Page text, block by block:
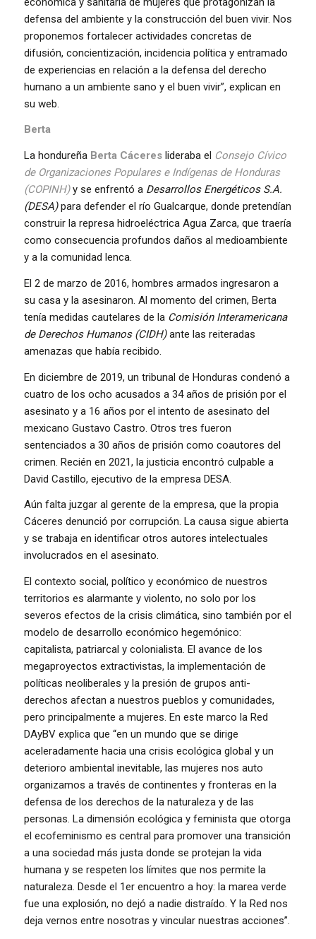
defensa del ambiente y la construcción del buen vivir. Nos
proponemos fortalecer actividades concretas de
difusión, concientización, incidencia política y entramado
de experiencias en relación a la defensa del derecho
humano a un ambiente sano y el buen vivir”, explican en
su web.
Berta
La hondureña Berta Cácereslideraba el Consejo Cívico
de Organizaciones Populares e Indígenas de Honduras
(COPINH)y se enfrentó a Desarrollos Energéticos S.A.
(DESA)para defender el río Gualcarque, donde pretendían
construir la represa hidroeléctrica Agua Zarca, que traería
como consecuencia profundos daños al medioambiente
y a la comunidad lenca.
El 2 de marzo de 2016, hombres armados ingresaron a
su casa y la asesinaron. Al momento del crimen, Berta
tenía medidas cautelares de la Comisión Interamericana
de Derechos Humanos (CIDH)ante las reiteradas
amenazas que había recibido.
En diciembre de 2019, un tribunal de Honduras condenó a
cuatro de los ocho acusados a 34 años de prisión por el
asesinato y a 16 años por el intento de asesinato del
mexicano Gustavo Castro. Otros tres fueron
sentenciados a 30 años de prisión como coautores del
crimen. Recién en 2021, la justicia encontró culpable a
David Castillo, ejecutivo de la empresa DESA.
Aún falta juzgar al gerente de la empresa, que la propia
Cáceres denunció por corrupción. La causa sigue abierta
y se trabaja en identificar otros autores intelectuales
involucrados en el asesinato.
El contexto social, político y económico de nuestros
territorios es alarmante y violento, no solo por los
severos efectos de la crisis climática, sino también por el
modelo de desarrollo económico hegemónico:
capitalista, patriarcal y colonialista. El avance de los
megaproyectos extractivistas, la implementación de
políticas neoliberales y la presión de grupos anti-
derechos afectan a nuestros pueblos y comunidades,
pero principalmente a mujeres. En este marco la Red
DAyBV explica que “en un mundo que se dirige
aceleradamente hacia una crisis ecológica global y un
deterioro ambiental inevitable, las mujeres nos auto
organizamos a través de continentes y fronteras en la
defensa de los derechos de la naturaleza y de las
personas. La dimensión ecológica y feminista que otorga
el ecofeminismo es central para promover una transición
a una sociedad más justa donde se protejan la vida
humana y se respeten los límites que nos permite la
naturaleza. Desde el 1er encuentro a hoy: la marea verde
fue una explosión, no dejó a nadie distraído. Y la Red nos
deja vernos entre nosotras y vincular nuestras acciones”.